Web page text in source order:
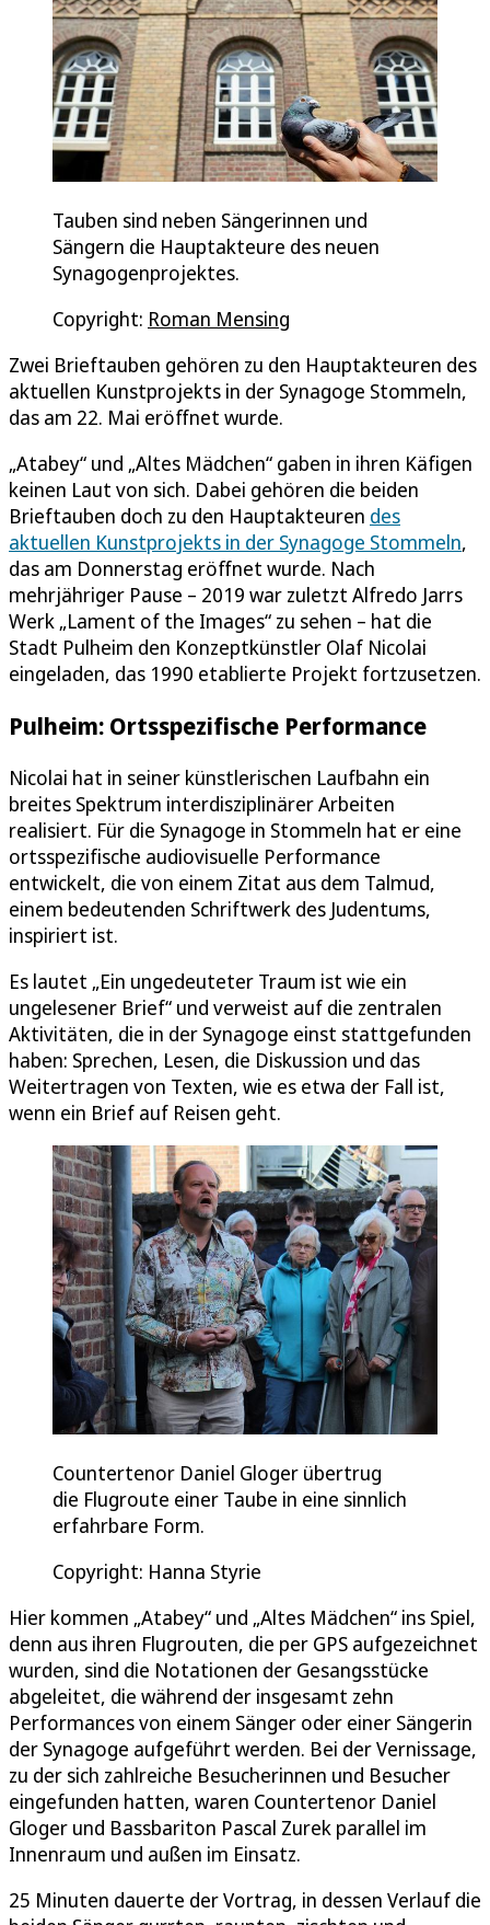
Tauben sind neben Sängerinnen und
Sängern die Hauptakteure des neuen
Synagogenprojektes.
Copyright: Roman Mensing
Zwei Brieftauben gehören zu den Hauptakteuren des
aktuellen Kunstprojekts in der Synagoge Stommeln,
das am 22. Mai eröffnet wurde.
„Atabey“ und „Altes Mädchen“ gaben in ihren Käfigen
keinen Laut von sich. Dabei gehören die beiden
Brieftauben doch zu den Hauptakteuren des
aktuellen Kunstprojekts in der Synagoge Stommeln,
das am Donnerstag eröffnet wurde. Nach
mehrjähriger Pause – 2019 war zuletzt Alfredo Jarrs
Werk „Lament of the Images“ zu sehen – hat die
Stadt Pulheim den Konzeptkünstler Olaf Nicolai
eingeladen, das 1990 etablierte Projekt fortzusetzen.
Pulheim: Ortsspezifische Performance
Nicolai hat in seiner künstlerischen Laufbahn ein
breites Spektrum interdisziplinärer Arbeiten
realisiert. Für die Synagoge in Stommeln hat er eine
ortsspezifische audiovisuelle Performance
entwickelt, die von einem Zitat aus dem Talmud,
einem bedeutenden Schriftwerk des Judentums,
inspiriert ist.
Es lautet „Ein ungedeuteter Traum ist wie ein
ungelesener Brief“ und verweist auf die zentralen
Aktivitäten, die in der Synagoge einst stattgefunden
haben: Sprechen, Lesen, die Diskussion und das
Weitertragen von Texten, wie es etwa der Fall ist,
wenn ein Brief auf Reisen geht.
Countertenor Daniel Gloger übertrug
die Flugroute einer Taube in eine sinnlich
erfahrbare Form.
Copyright: Hanna Styrie
Hier kommen „Atabey“ und „Altes Mädchen“ ins Spiel,
denn aus ihren Flugrouten, die per GPS aufgezeichnet
wurden, sind die Notationen der Gesangsstücke
abgeleitet, die während der insgesamt zehn
Performances von einem Sänger oder einer Sängerin
der Synagoge aufgeführt werden. Bei der Vernissage,
zu der sich zahlreiche Besucherinnen und Besucher
eingefunden hatten, waren Countertenor Daniel
Gloger und Bassbariton Pascal Zurek parallel im
Innenraum und außen im Einsatz.
25 Minuten dauerte der Vortrag, in dessen Verlauf die